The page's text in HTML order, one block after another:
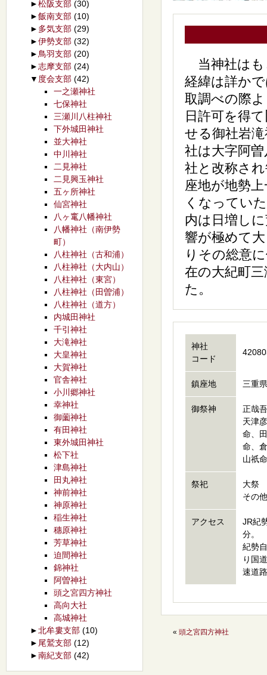
当神社はも
経緯は詳か
取調べの際
日許可を得
せる御社岩
社は大字阿
社と改称さ
座地が地勢
くなってい
内は日増し
響が極めて
りその総意
在の大紀町
た。
神社
コード
鎮座地 三重
御祭神
正哉
天津
命、
命、
山祇命
祭祀
大祭
その
アクセス
JR紀
分。
紀勢
り国
速道
« 頭之宮四方神社
►松阪支部 (30)
►飯南支部 (10)
► 多気支部 (29)
►伊勢支部 (32)
► 鳥羽支部 (20)
►志摩支部 (24)
▼ 度会支部 (42)
一之瀬神社
七保神社
三瀬川八柱神社
下外城田神社
並大神社
中川神社
二見神社
二見興玉神社
五ヶ所神社
仙宮神社
八ヶ竃八幡神社
八幡神社（南伊勢
町）
八柱神社（古和浦）
八柱神社（大内山）
八柱神社（東宮）
八柱神社（田曽浦）
八柱神社（道方）
内城田神社
千引神社
大滝神社
大皇神社
大賀神社
官舎神社
小川郷神社
幸神社
御薗神社
有田神社
東外城田神社
松下社
津島神社
田丸神社
神前神社
神原神社
稲生神社
穗原神社
芳草神社
迫間神社
錦神社
阿曽神社
頭之宮四方神社
高向大社
高城神社
►北牟婁支部 (10)
► 尾鷲支部 (12)
►南紀支部 (42)